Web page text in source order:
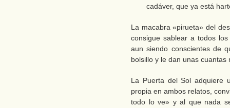
cadáver, que ya está
La macabra «pirueta» del
consigue sablear a todos
aun siendo conscientes de
bolsillo y le dan unas cuantas
La Puerta del Sol adquiere
propia en ambos relatos,
todo lo ve» y al que nada